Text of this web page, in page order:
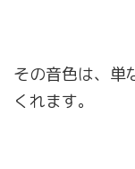
その音色は、単
くれます。